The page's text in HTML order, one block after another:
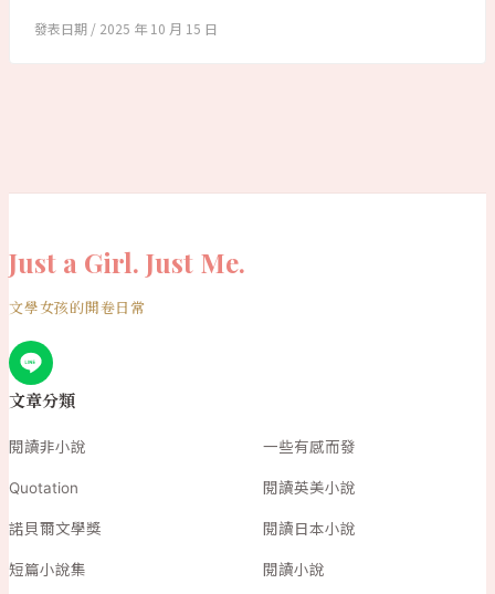
2025 年 10 月 15 日
Just a Girl. Just Me.
文學女孩的開卷日常
文章分類
閱讀非小說 一些有感而發
Quotation 閱讀英美小說
諾貝爾文學獎 閱讀日本小說
短篇小說集 閱讀小說